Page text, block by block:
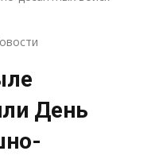
День